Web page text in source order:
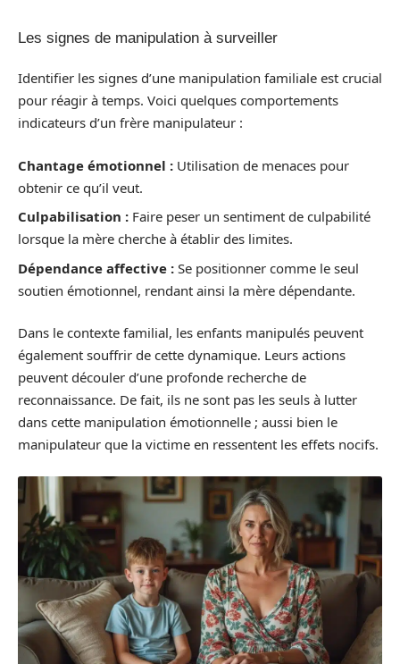
Les signes de manipulation à surveiller
Identifier les signes d’une manipulation familiale est crucial
pour réagir à temps. Voici quelques comportements
indicateurs d’un frère manipulateur :
Chantage émotionnel : Utilisation de menaces pour
obtenir ce qu’il veut.
Culpabilisation : Faire peser un sentiment de culpabilité
lorsque la mère cherche à établir des limites.
Dépendance affective : Se positionner comme le seul
soutien émotionnel, rendant ainsi la mère dépendante.
Dans le contexte familial, les enfants manipulés peuvent
également souffrir de cette dynamique. Leurs actions
peuvent découler d’une profonde recherche de
reconnaissance. De fait, ils ne sont pas les seuls à lutter
dans cette manipulation émotionnelle ; aussi bien le
manipulateur que la victime en ressentent les effets nocifs.